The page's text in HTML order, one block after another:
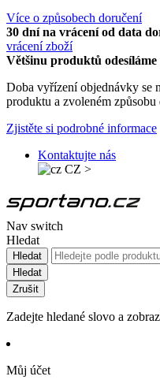
Více o způsobech doručení
30 dní na vrácení od data
vrácení zboží
Většinu produktů odesíláme
Doba vyřízení objednávky se
produktu a zvoleném způsobu
Zjistěte si podrobné informace
Kontaktujte nás
CZ >
Nav switch
Hledat
Hledat
Hledat
Zrušit
Zadejte hledané slovo a
Můj účet